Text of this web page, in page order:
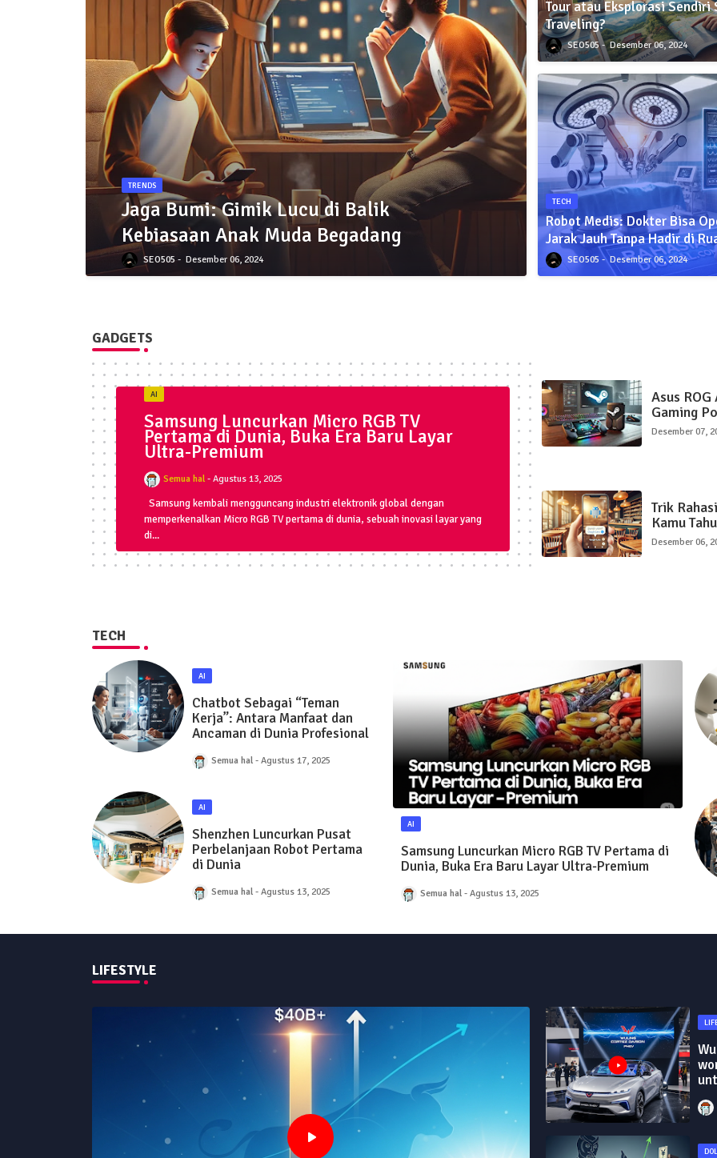
TRENDS
Jaga Bumi: Gimik Lucu di Balik
Kebiasaan Anak Muda Begadang
SEO505 Desember 06, 2024
Tour atau Eksplorasi Sendiri
Traveling?
SEO505 Desember 06, 2024
TECH
Robot Medis: Dokter Bisa
Jarak Jauh Tanpa Hadir di
SEO505 Desember 06, 2024
GADGETS
AI
Samsung Luncurkan Micro RGB TV
Pertama di Dunia, Buka Era Baru Layar
Ultra-Premium
Semua hal Agustus 13, 2025
Samsung kembali mengguncang industri elektronik global dengan
memperkenalkan Micro RGB TV pertama di dunia, sebuah inovasi layar yang
di...
Asus
Gaming
Desember 07,
Trik
Kamu Tahu
Desember 06,
TECH
AI
Chatbot Sebagai “Teman
Kerja”: Antara Manfaat dan
Ancaman di Dunia Profesional
Semua hal Agustus 17, 2025
AI
Shenzhen Luncurkan Pusat
Perbelanjaan Robot Pertama
di Dunia
Semua hal Agustus 13, 2025
AI
Samsung Luncurkan Micro RGB TV Pertama di
Dunia, Buka Era Baru Layar Ultra-Premium
Semua hal Agustus 13, 2025
LIFESTYLE